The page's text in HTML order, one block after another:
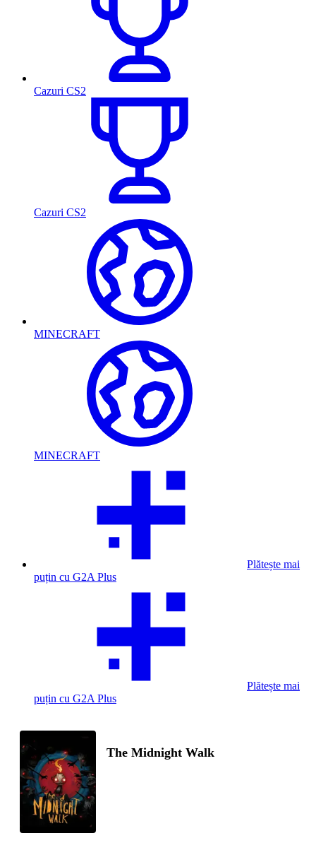
Cazuri CS2
Cazuri CS2
MINECRAFT
MINECRAFT
Plătește mai
puțin cu G2A Plus
Plătește mai
puțin cu G2A Plus
The Midnight Walk